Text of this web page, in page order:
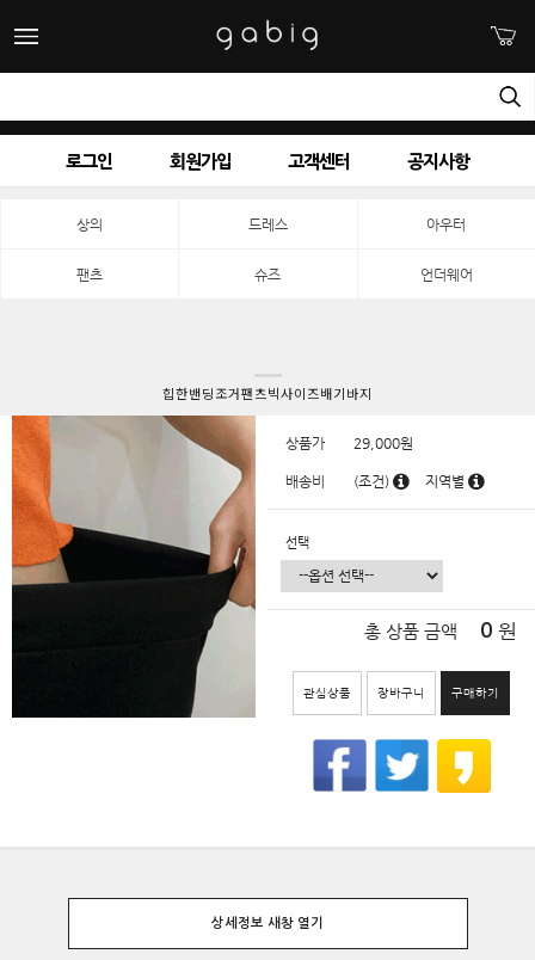
로그인 회원가입 고객센터 공지사항
상의 드레스 아우터
팬츠 슈즈 언더웨어
힙한밴딩조거팬츠빅사이즈배기바지
상품가 29,000원
배송비 (조건) 지역별
선택
총 상품 금액 0 원
관심상품 장바구니 구매하기
상세정보 새창 열기